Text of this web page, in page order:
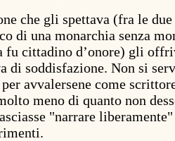
che gli spettava (fra le
di una monarchia senza
fu cittadino d’onore) gli
di soddisfazione. Non si
avvalersene come
meno di quanto non
"narrare